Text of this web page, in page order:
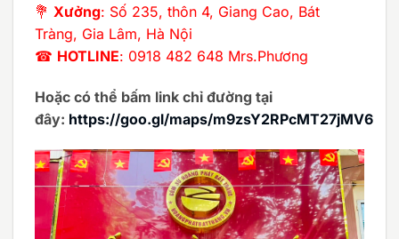
💐 Xưởng: Số 235, thôn 4, Giang Cao, Bát
Tràng, Gia Lâm, Hà Nội
☎ HOTLINE: 0918 482 648 Mrs.Phương
Hoặc có thể bấm link chỉ đường tại
đây: https://goo.gl/maps/m9zsY2RPcMT27jMV6